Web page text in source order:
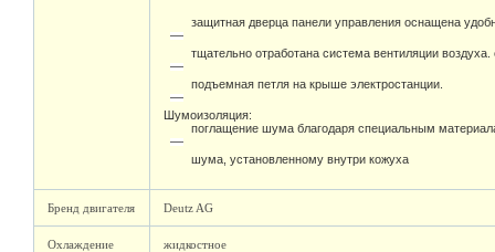
защитная дверца панели управления оснащена
тщательно отработана система вентиляции
подъемная петля на крыше электростанции.
Шумоизоляция:
поглащение шума благодаря специальным
шума, установленному внутри кожуха
Бренд двигателя Deutz AG
Охлаждение жидкостное